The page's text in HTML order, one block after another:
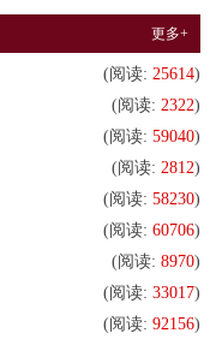
更多+
(阅读: 25614)
(阅读: 2322)
(阅读: 59040)
(阅读: 2812)
(阅读: 58230)
(阅读: 60706)
(阅读: 8970)
(阅读: 33017)
(阅读: 92156)